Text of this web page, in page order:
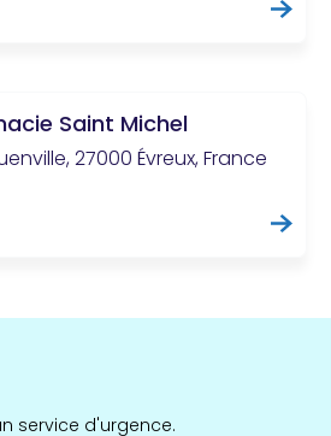
Saint Michel
27000 Évreux, France
service d'urgence.